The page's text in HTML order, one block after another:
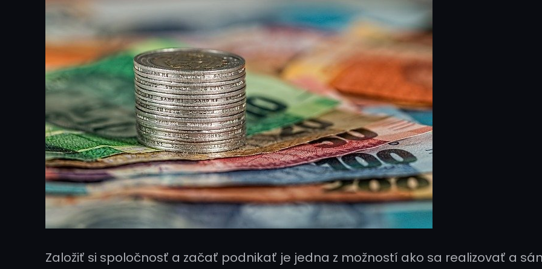
Založiť si spoločnosť a začať podnikať je jedna z možností ako sa realizovať a